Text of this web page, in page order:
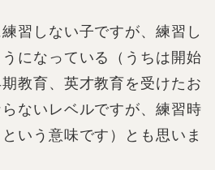
習しない子ですが、練習し
になっている（うちは開始
教育、英才教育を受けたお
ないレベルですが、練習時
いう意味です）とも思いま